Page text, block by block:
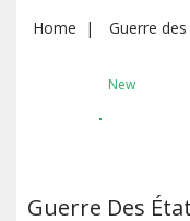
Home Guerre
New
Guerre Des